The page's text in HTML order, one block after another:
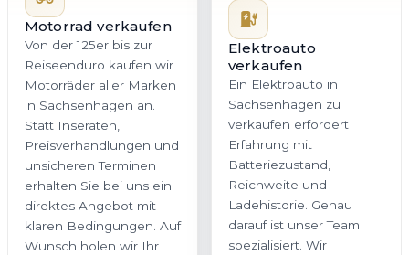
Motorrad verkaufen
Von der 125er bis zur
Reiseenduro kaufen wir
Motorräder aller Marken
in Sachsenhagen an.
Statt Inseraten,
Preisverhandlungen und
unsicheren Terminen
erhalten Sie bei uns ein
direktes Angebot mit
klaren Bedingungen. Auf
Wunsch holen wir Ihr
Elektroauto
verkaufen
Ein Elektroauto in
Sachsenhagen zu
verkaufen erfordert
Erfahrung mit
Batteriezustand,
Reichweite und
Ladehistorie. Genau
darauf ist unser Team
spezialisiert. Wir